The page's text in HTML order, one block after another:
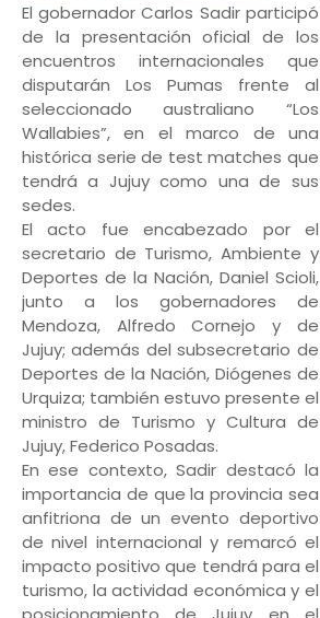
El gobernador Carlos Sadir participó
de la presentación oficial de los
encuentros internacionales que
disputarán Los Pumas frente al
seleccionado australiano “Los
Wallabies”, en el marco de una
histórica serie de test matches que
tendrá a Jujuy como una de sus
sedes.
El acto fue encabezado por el
secretario de Turismo, Ambiente y
Deportes de la Nación, Daniel Scioli,
junto a los gobernadores de
Mendoza, Alfredo Cornejo y de
Jujuy; además del subsecretario de
Deportes de la Nación, Diógenes de
Urquiza; también estuvo presente el
ministro de Turismo y Cultura de
Jujuy, Federico Posadas.
En ese contexto, Sadir destacó la
importancia de que la provincia sea
anfitriona de un evento deportivo
de nivel internacional y remarcó el
impacto positivo que tendrá para el
turismo, la actividad económica y el